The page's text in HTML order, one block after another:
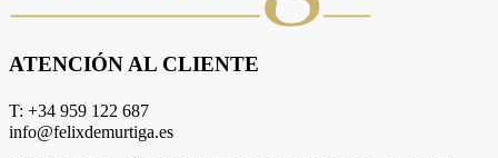
ATENCIÓN AL CLIENTE
T: +34 959 122 687
info@felixdemurtiga.es